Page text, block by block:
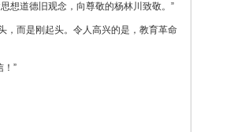
想道德旧观念，向尊敬的杨林川致敬。”
，而是刚起头。令人高兴的是，教育革命
！”